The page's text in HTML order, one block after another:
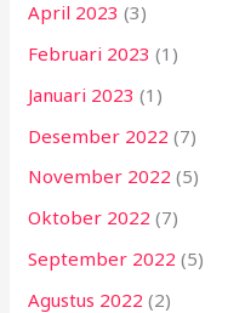
April 2023 (3)
Februari 2023 (1)
Januari 2023 (1)
Desember 2022 (7)
November 2022 (5)
Oktober 2022 (7)
September 2022 (5)
Agustus 2022 (2)